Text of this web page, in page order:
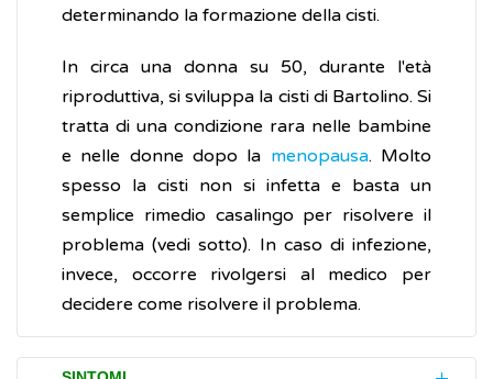
determinando la formazione della cisti.
In circa una donna su 50, durante l'età
riproduttiva, si sviluppa la cisti di Bartolino. Si
tratta di una condizione rara nelle bambine
e nelle donne dopo la menopausa. Molto
spesso la cisti non si infetta e basta un
semplice rimedio casalingo per risolvere il
problema (vedi sotto). In caso di infezione,
invece, occorre rivolgersi al medico per
decidere come risolvere il problema.